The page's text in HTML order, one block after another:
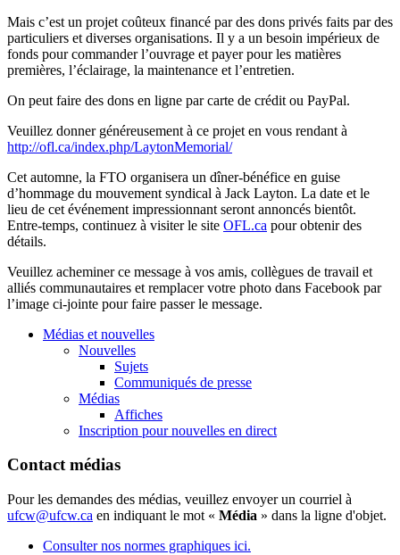
Mais c’est un projet coûteux financé par des dons privés faits par des
particuliers et diverses organisations. Il y a un besoin impérieux de
fonds pour commanderl’ouvrage et payer pour les matières
premières, l’éclairage, la maintenance et l’entretien.
On peut faire des dons en ligne par carte de crédit ou PayPal.
Veuillez donner généreusement à ce projet en vous rendant à
http://ofl.ca/index.php/LaytonMemorial/
Cet automne, la FTO organisera un dîner-bénéfice en guise
d’hommage du mouvement syndical à Jack Layton. La date et le
lieu de cet événement impressionnant seront annoncés bientôt.
Entre-temps, continuez à visiterle site OFL.ca pourobtenirdes
détails.
Veuillez acheminer ce message à vos amis, collègues de travail et
alliés communautaires et remplacer votre photo dans Facebook par
l’image ci-jointe pour faire passer le message.
Médias et nouvelles
Nouvelles
Sujets
Communiqués de presse
Médias
Affiches
Inscription pour nouvelles en direct
Contact médias
Pour les demandes des médias, veuillez envoyer un courriel à
ufcw@ufcw.ca en indiquant le mot « Média » dans la ligne d'objet.
Consulter nos normes graphiques ici.